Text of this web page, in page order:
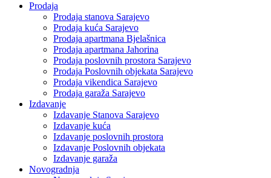
Prodaja
Prodaja stanova Sarajevo
Prodaja kuća Sarajevo
Prodaja apartmana Bjelašnica
Prodaja apartmana Jahorina
Prodaja poslovnih prostora Sarajevo
Prodaja Poslovnih objekata Sarajevo
Prodaja vikendica Sarajevo
Prodaja garaža Sarajevo
Izdavanje
Izdavanje Stanova Sarajevo
Izdavanje kuća
Izdavanje poslovnih prostora
Izdavanje Poslovnih objekata
Izdavanje garaža
Novogradnja